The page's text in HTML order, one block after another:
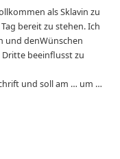
als Sklavin zu
bereit zu stehen. Ich
und denWünschen
beeinflusst zu
und soll am … um …